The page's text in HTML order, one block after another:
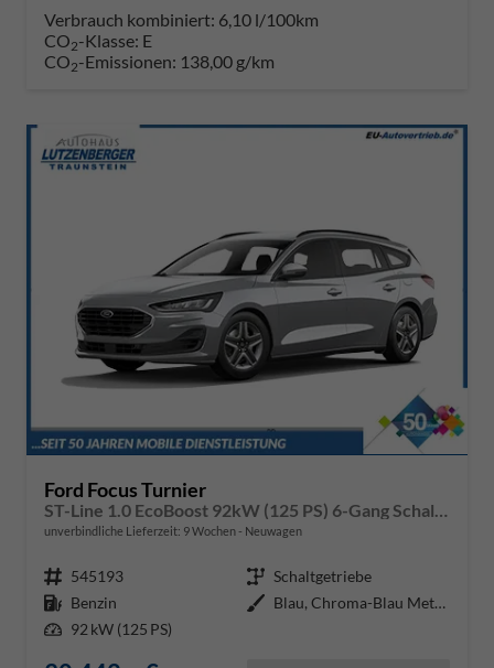
Verbrauch kombiniert: 6,10 l/100km
CO2-Klasse: E
CO2-Emissionen: 138,00 g/km
Ford Focus Turnier
unverbindliche Lieferzeit: 9 Wochen Neuwagen
Fahrzeugnr. 545193 Getriebe Schaltgetriebe
Kraftstoff Benzin Außenfarbe
Blau, Chroma-Blau Metallic (PN4F
Leistung 92 kW (125 PS)